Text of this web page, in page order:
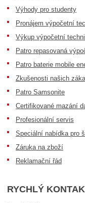
Výhody pro studenty
Pronájem výpočetní
Výkup výpočetní
Patro repasovaná
Patro baterie mobile
Zkušenosti našich
Patro Samsonite
Certifikované mazání
Profesionální servis
Speciální nabídka pro
Záruka na zboží
Reklamační řád
RYCHLÝ